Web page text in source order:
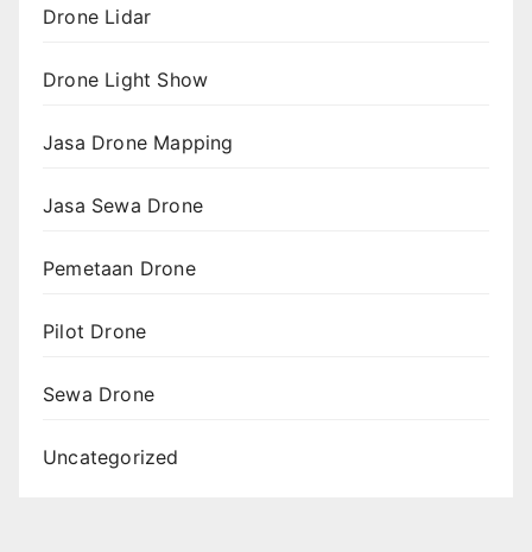
Drone Lidar
Drone Light Show
Jasa Drone Mapping
Jasa Sewa Drone
Pemetaan Drone
Pilot Drone
Sewa Drone
Uncategorized